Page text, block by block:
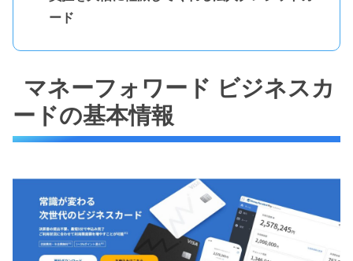
ード
マネーフォワード ビジネスカ
ードの基本情報